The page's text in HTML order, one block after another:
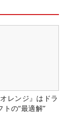
レンジ』はドラ
トの“最適解”